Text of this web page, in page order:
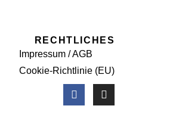
RECHTLICHES
Impressum / AGB
Cookie-Richtlinie (EU)